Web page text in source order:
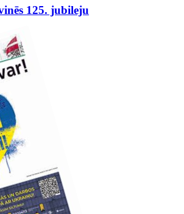
125. jubileju